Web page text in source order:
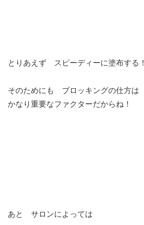
とりあえず スピーディーに塗布する！
そのためにも ブロッキングの仕方は
かなり重要なファクターだからね！
あと サロンによっては